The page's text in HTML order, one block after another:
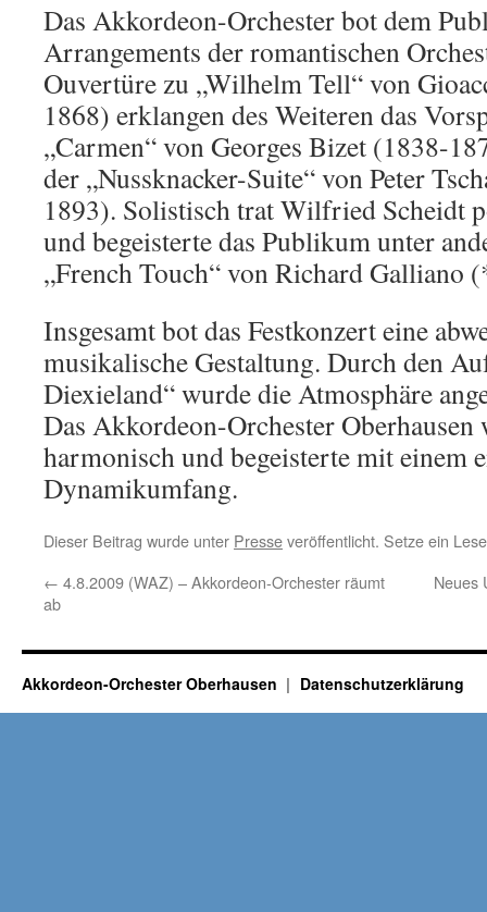
Das Akkordeon-Orchester bot dem
Arrangements der romantischen
Ouvertüre zu „Wilhelm Tell“ von
1868) erklangen des Weiteren das
„Carmen“ von Georges Bizet (1838-
der „Nussknacker-Suite“ von Peter
1893). Solistisch trat Wilfried Scheidt
und begeisterte das Publikum unter
„French Touch“ von Richard Galliano
Insgesamt bot das Festkonzert eine
musikalische Gestaltung. Durch den
Diexieland“ wurde die Atmosphäre
Das Akkordeon-Orchester
harmonisch und begeisterte mit einem
Dynamikumfang.
Dieser Beitrag wurde unter Presseveröffentlicht. Setze ein
← 4.8.2009 (WAZ) – Akkordeon-Orchester räumt
ab
Neues
Akkordeon-Orchester Oberhausen Datenschutzerklärung